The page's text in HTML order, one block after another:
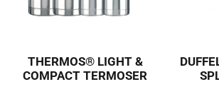
THERMOS® LIGHT &
COMPACT TERMOSER